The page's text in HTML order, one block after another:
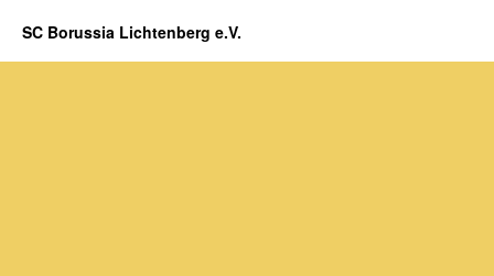
SC Borussia Lichtenberg e.V.